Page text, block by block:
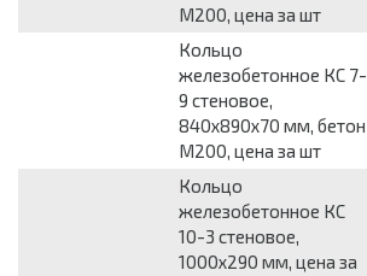
М200, цена за шт
Кольцо
железобетонное КС 7-
9 стеновое,
840х890х70 мм, бетон
М200, цена за шт
Кольцо
железобетонное КС
10-3 стеновое,
1000х290 мм, цена за